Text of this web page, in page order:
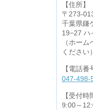
【住所】
〒273-
千葉県鎌
19−27 ハ
（ホー
ください）
【電話番
047-498-
【受付時
9:00～